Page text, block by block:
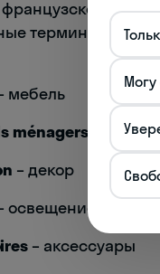
термины,
мебель
ménagers –
– декор
освещение
– аксессуары